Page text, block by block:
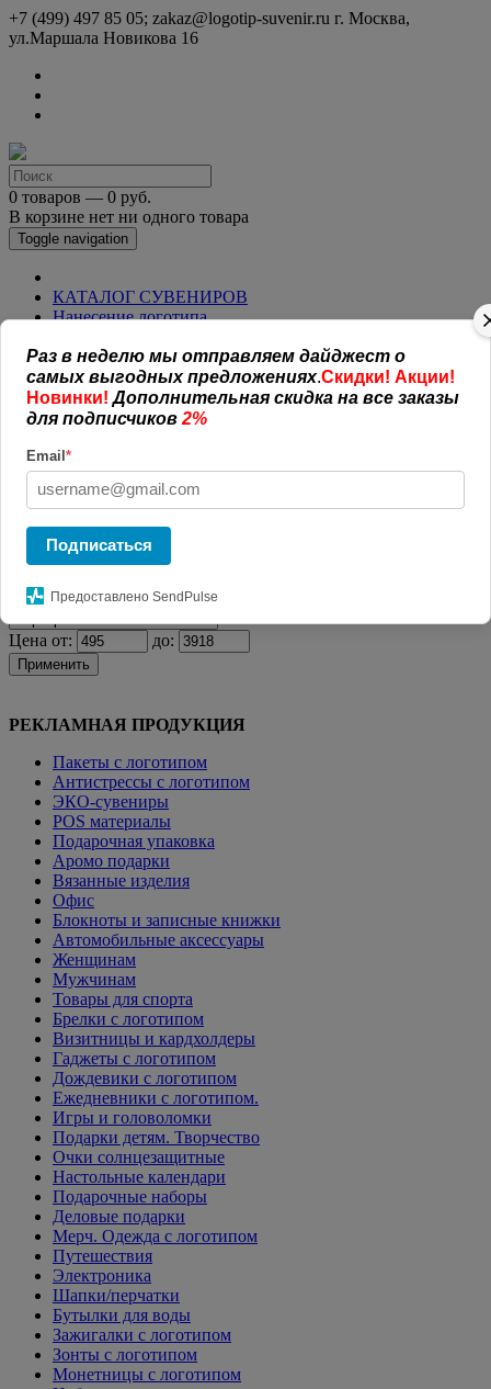
+7 (499) 497 85 05; zakaz@logotip-suvenir.ru г. Москва,
ул.Маршала Новикова 16
0 товаров — 0 руб.
В корзине нет ни одного товара
Toggle navigation
КАТАЛОГ СУВЕНИРОВ
Нанесение логотипа
Оплата и доставка
Открытая информация
СОГЛАШЕНИЕ (ОФЕРТА )
УСЛОВИЯ И ГАРАНТИИ
Новости
Обратная связь
ГлавнаяКАТАЛОГ СУВЕНИРОВПледыФлисовый плед
Warm&Peace, светло-зеленый
Цена от: до:
Применить
РЕКЛАМНАЯ ПРОДУКЦИЯ
Пакеты с логотипом
Антистрессы с логотипом
ЭКО-сувениры
POS материалы
Подарочная упаковка
Аромо подарки
Вязанные изделия
Офис
Блокноты и записные книжки
Автомобильные аксессуары
Женщинам
Мужчинам
Товары для спорта
Брелки с логотипом
Визитницы и кардхолдеры
Гаджеты с логотипом
Дождевики с логотипом
Ежедневники с логотипом.
Игры и головоломки
Подарки детям. Творчество
Очки солнцезащитные
Настольные календари
Подарочные наборы
Деловые подарки
Мерч. Одежда с логотипом
Путешествия
Электроника
Шапки/перчатки
Бутылки для воды
Зажигалки с логотипом
Зонты с логотипом
Монетницы с логотипом
Раз в неделю мы отправляем дайджест о
самых выгодных предложениях.Скидки! Акции!
Новинки!Дополнительная скидка на все заказы
для подписчиков 2%
Email*
Подписаться
Предоставлено SendPulse